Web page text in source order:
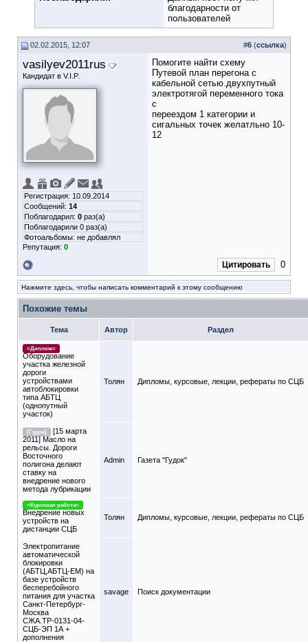
благодарности от
пользователей
02.02.2015, 12:07 #6 (ссылка)
vasilyev2011rus
Кандидат в V.I.P.
Регистрация: 10.09.2014
Сообщений: 14
Поблагодарил: 0 раз(а)
Поблагодарили 0 раз(а)
Фотоальбомы: не добавлял
Репутация: 0
Помогите найти схему
Путевой план перегона с
кабельной сетью.двухпутный
электротягой переменного тока
с
переездом 1 категории и
сигальных точек желатльно 10-
12
Цитировать 0
Нажмите здесь, чтобы написать комментарий к этому сообщению
Похожие темы
Тема Автор Раздел
=Диплом=
Оборудование
участка железной
дороги
устройствами
автоблокировки
типа АБТЦ
(однопутный
участок)
Толян Дипломы, курсовые, лекции, рефераты по СЦБ
[Гудок]
[15 марта
2011] Масло на
рельсы. Дороги
Восточного
полигона делают
ставку на
внедрение нового
метода лубрикации
Admin Газета "Гудок"
=Курсовая работа=
Внедрение новых
устройств на
дистанции СЦБ
Толян Дипломы, курсовые, лекции, рефераты по СЦБ
Электропитание
автоматической
блокировки
(АБТЦ,АБТЦ-ЕМ) на
базе устройств
бесперебойного
питания для участка
Санкт-Петербург-
Москва
СЖА.ТР-0131-04-
СЦБ-ЭП 1А +
дополнения
savage Поиск документации